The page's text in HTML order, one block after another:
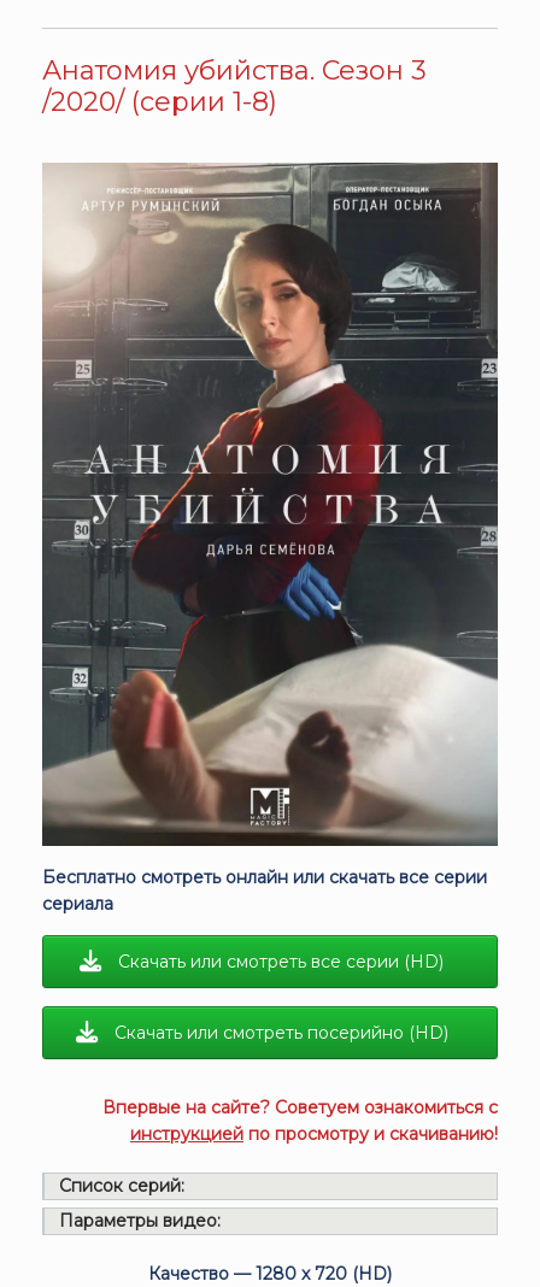
Анатомия убийства. Сезон 3
/2020/ (серии 1-8)
Бесплатно смотреть онлайн или скачать все серии
сериала
Скачать или смотреть все серии (HD)
Скачать или смотреть посерийно (HD)
Впервые на сайте? Советуем ознакомиться с
инструкцией по просмотру и скачиванию!
Список серий:
Параметры видео:
Качество — 1280 x 720 (HD)